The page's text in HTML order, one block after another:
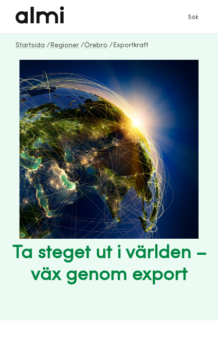
Sök
Startsida / Regioner /Örebro / Exportkraft
Ta steget ut i världen –
väx genom export